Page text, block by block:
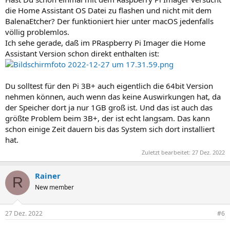
die Home Assistant OS Datei zu flashen und nicht mit dem
BalenaEtcher? Der funktioniert hier unter macOS jedenfalls
völlig problemlos.
Ich sehe gerade, daß im PRaspberry Pi Imager die Home
Assistant Version schon direkt enthalten ist:
Du solltest für den Pi 3B+ auch eigentlich die 64bit Version
nehmen können, auch wenn das keine Auswirkungen hat, da
der Speicher dort ja nur 1GB groß ist. Und das ist auch das
größte Problem beim 3B+, der ist echt langsam. Das kann
schon einige Zeit dauern bis das System sich dort installiert
hat.
Zuletzt bearbeitet: 27 Dez. 2022
R Rainer
New member
27 Dez. 2022 #6